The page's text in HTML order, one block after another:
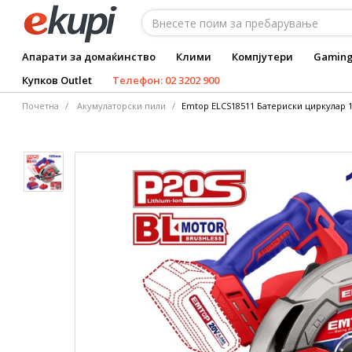
Апарати за домаќинство Клими Компјутери
Купков Outlet
Телефон: 02 3202 900
Почетна Акумулаторски пили Emtop ELCS18511 Батериски циркулар